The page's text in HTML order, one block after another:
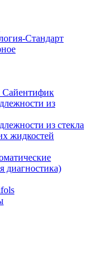
Стандарт
из
из стекла
жидкостей
диагностика)